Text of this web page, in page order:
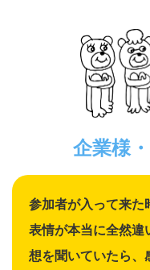
企業様
参加者が入って来た
表情が本当に全然違
想を聞いていたら、